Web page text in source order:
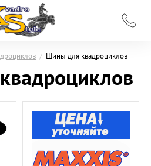
/ Шины для квадроциклов